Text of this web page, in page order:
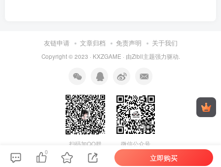
友链申请 文章归档 免责声明 关于我们
Copyright © 2023 · KXZGAME · 由Zibll主题强力驱动.
扫码加QQ群 微信公众号
0
立即购买